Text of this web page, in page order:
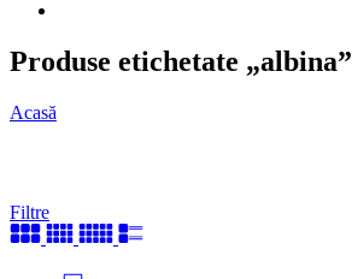
Produse etichetate „albina”
Acasă
Filtre